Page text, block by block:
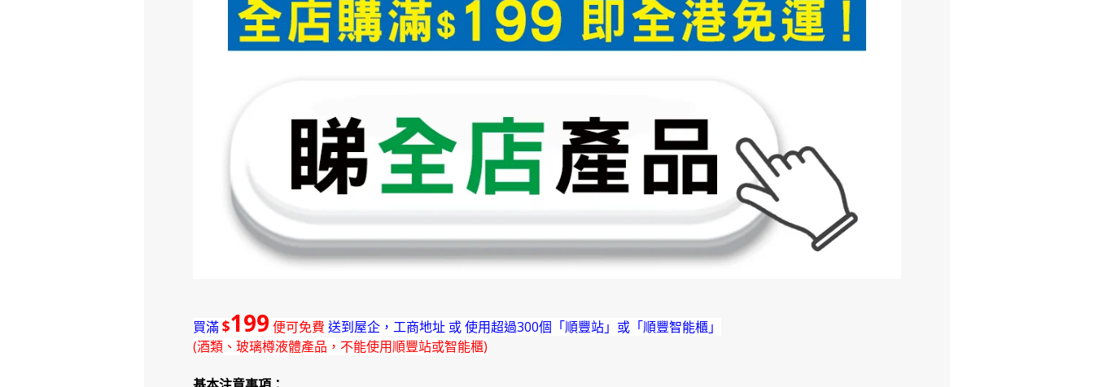
買滿$199 便可免費 送到屋企，工商地址 或 使用超過300個「順豐站」或「順豐智能櫃」
(酒類、玻璃樽液體產品，不能使用順豐站或智能櫃)